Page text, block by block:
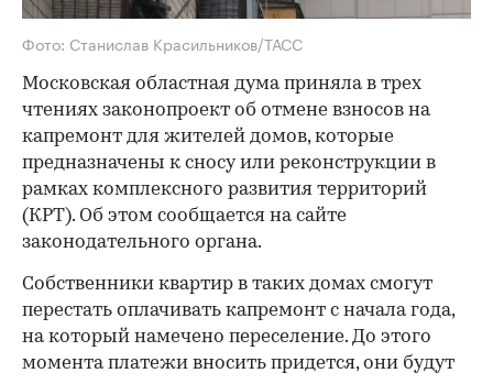
Фото: Станислав Красильников/ТАСС
Московская областная дума приняла в трех
чтениях законопроект об отмене взносов на
капремонт для жителей домов, которые
предназначены к сносу или реконструкции в
рамках комплексного развития территорий
(КРТ). Об этом сообщается на сайте
законодательного органа.
Собственники квартир в таких домах смогут
перестать оплачивать капремонт с начала года,
на который намечено переселение. До этого
момента платежи вносить придется, они будут